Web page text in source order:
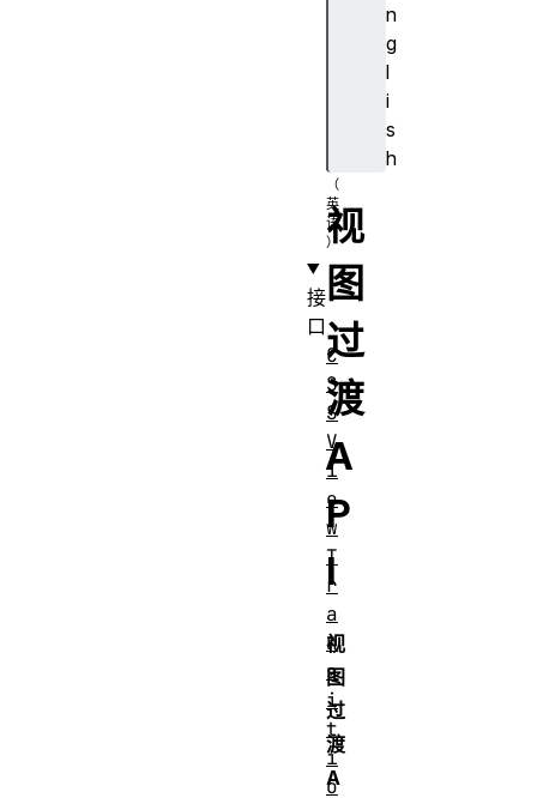
n
g
l
i
s
h
视
图
过
渡
A
P
I
视
图
过
渡
A
接
口
C
S
S
V
i
e
w
T
r
a
n
s
i
t
i
o